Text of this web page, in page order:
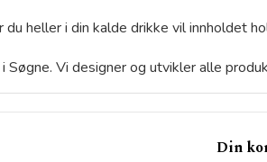
heller i din kalde drikke vil innholdet
Vi designer og utvikler alle
Din